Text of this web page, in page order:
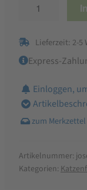
SensiCat
MengeLieferzeit: 2-5
Express-
Einloggen,
Artikelnummer:
Kategorien: